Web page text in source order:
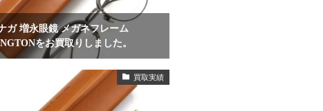
ガ 増永眼鏡 メガネフレーム
をお買取りしました。
買取実績